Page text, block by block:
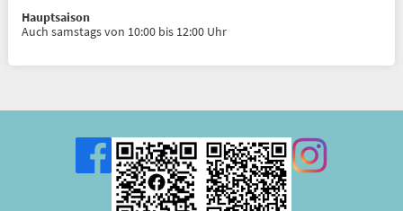
Hauptsaison
Auch samstags von 10:00 bis 12:00 Uhr